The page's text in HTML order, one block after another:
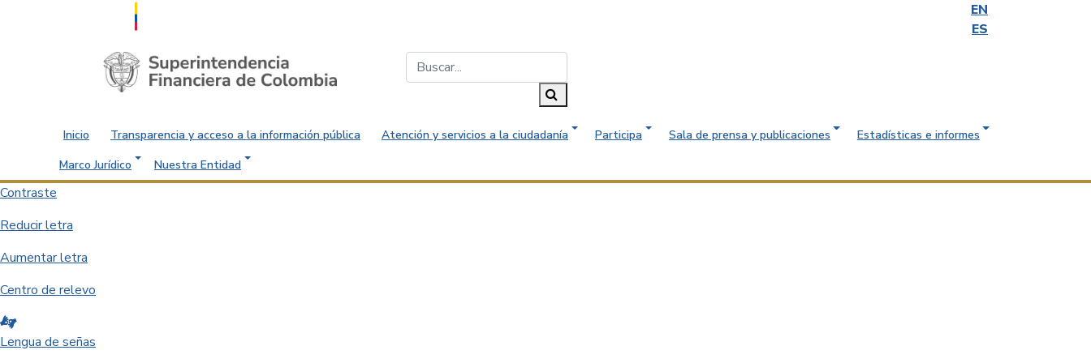
EN
ES
Saltar al contenido principal
Inicio Transparencia y acceso a la información pública Atención y servicios a la ciudadanía Participa Sala de prensa y publicaciones
Estadísticas e informes
Marco Jurídico
Nuestra Entidad
Contraste
Reducir letra
Aumentar letra
Centro de relevo
Lengua de señas